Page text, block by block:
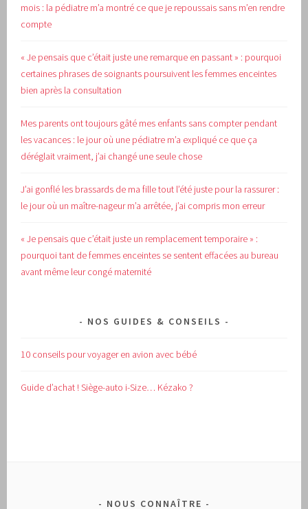
mois : la pédiatre m’a montré ce que je repoussais sans m’en rendre
compte
« Je pensais que c’était juste une remarque en passant » : pourquoi
certaines phrases de soignants poursuivent les femmes enceintes
bien après la consultation
Mes parents ont toujours gâté mes enfants sans compter pendant
les vacances : le jour où une pédiatre m’a expliqué ce que ça
déréglait vraiment, j’ai changé une seule chose
J’ai gonflé les brassards de ma fille tout l’été juste pour la rassurer :
le jour où un maître-nageur m’a arrêtée, j’ai compris mon erreur
« Je pensais que c’était juste un remplacement temporaire » :
pourquoi tant de femmes enceintes se sentent effacées au bureau
avant même leur congé maternité
NOS GUIDES & CONSEILS
10 conseils pour voyager en avion avec bébé
Guide d’achat !Siège-auto i-Size… Kézako ?
NOUS CONNAÎTRE